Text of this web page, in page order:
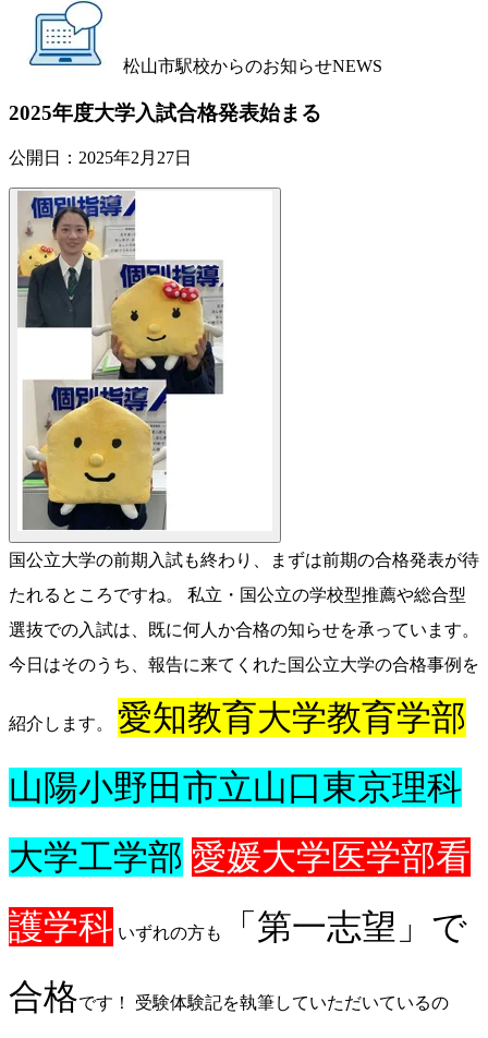
松山市駅校からのお知らせNEWS
2025年度大学入試合格発表始まる
公開日： 2025年2月27日
国公立大学の前期入試も終わり、まずは前期の合格発表が待
たれるところですね。 私立・国公立の学校型推薦や総合型
選抜での入試は、既に何人か合格の知らせを承っています。
今日はそのうち、報告に来てくれた国公立大学の合格事例を
紹介します。 愛知教育大学教育学部
山陽小野田市立山口東京理科
大学工学部 愛媛大学医学部看
護学科 いずれの方も
「第一志望」で
合格です！ 受験体験記を執筆していただいているの